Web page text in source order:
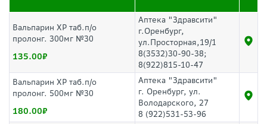
Вальпарин ХР таб.п/о
пролонг. 300мг №30
135.00
Аптека "Здравсити"
г.Оренбург,
ул.Просторная,19/1
8(3532)30-90-38;
8(922)815-10-47
Вальпарин ХР таб.п/о
пролонг. 500мг №30
180.00
Аптека "Здравсити"
г. Оренбург, ул.
Володарского, 27
8 (922)531-53-96